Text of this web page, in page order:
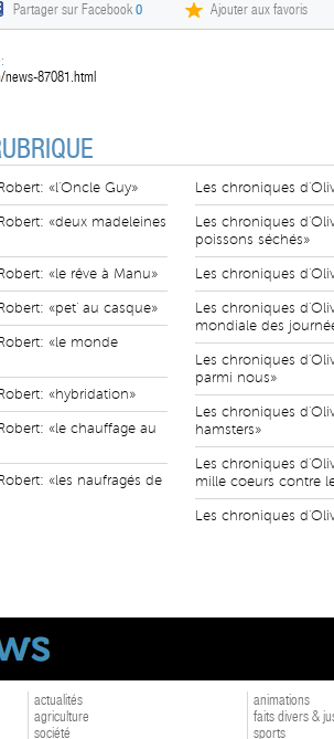
Partager sur Facebook0 Ajouter aux favoris
87081.html
«l'Oncle Guy»
«deux madeleines
«le rêve à Manu»
«pet' au casque»
«le monde
«hybridation»
«le chauffage au
«les naufragés de
Les chroniques
Les chroniques
poissons séchés»
Les chroniques
Les chroniques
mondiale des
Les chroniques
parmi nous»
Les chroniques
hamsters»
Les chroniques
mille coeurs contre
Les chroniques
actualités
agriculture
société
animations
faits divers &
sports